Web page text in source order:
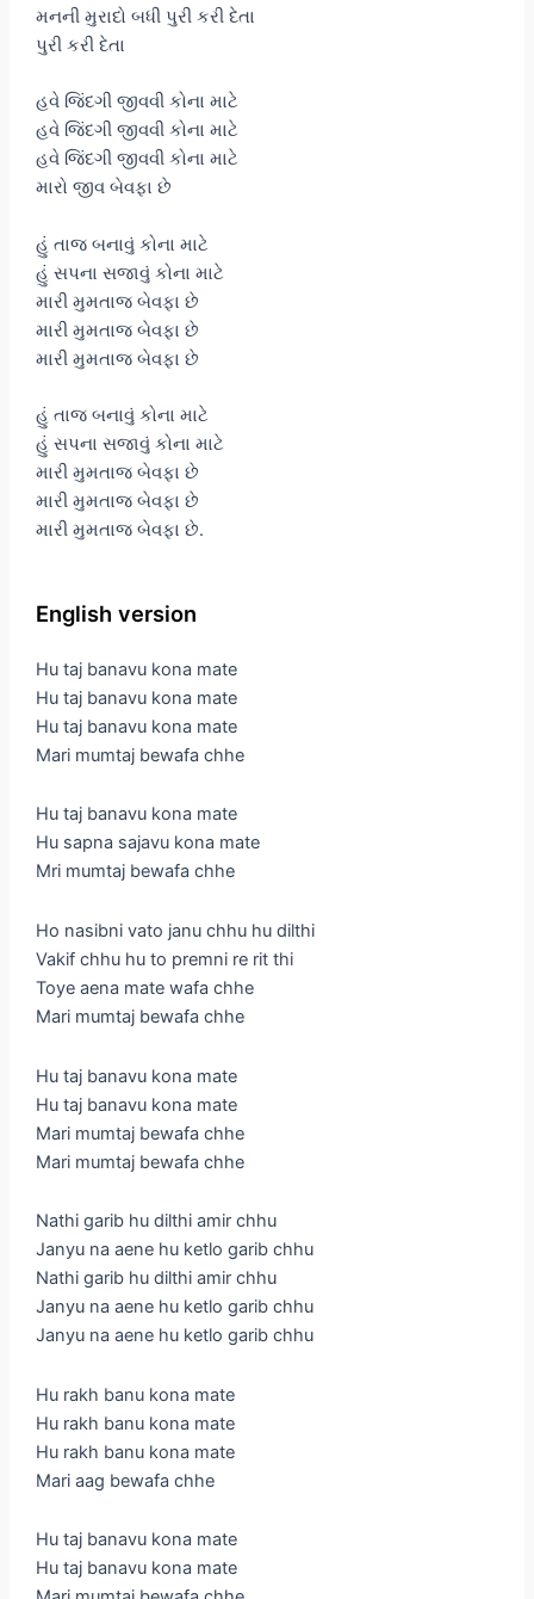
મનની મુરાદો બધી પુરી કરી દેતા
પુરી કરી દેતા
હવે જિંદગી જીવવી કોના માટે
હવે જિંદગી જીવવી કોના માટે
હવે જિંદગી જીવવી કોના માટે
મારો જીવ બેવફા છે
હું તાજ બનાવું કોના માટે
હું સપના સજાવું કોના માટે
મારી મુમતાજ બેવફા છે
મારી મુમતાજ બેવફા છે
મારી મુમતાજ બેવફા છે
હું તાજ બનાવું કોના માટે
હું સપના સજાવું કોના માટે
મારી મુમતાજ બેવફા છે
મારી મુમતાજ બેવફા છે
મારી મુમતાજ બેવફા છે.
English version
Hu taj banavu kona mate
Hu taj banavu kona mate
Hu taj banavu kona mate
Mari mumtaj bewafa chhe
Hu taj banavu kona mate
Hu sapna sajavu kona mate
Mri mumtaj bewafa chhe
Ho nasibni vato janu chhu hu dilthi
Vakif chhu hu to premni re rit thi
Toye aena mate wafa chhe
Mari mumtaj bewafa chhe
Hu taj banavu kona mate
Hu taj banavu kona mate
Mari mumtaj bewafa chhe
Mari mumtaj bewafa chhe
Nathi garib hu dilthi amir chhu
Janyu na aene hu ketlo garib chhu
Nathi garib hu dilthi amir chhu
Janyu na aene hu ketlo garib chhu
Janyu na aene hu ketlo garib chhu
Hu rakh banu kona mate
Hu rakh banu kona mate
Hu rakh banu kona mate
Mari aag bewafa chhe
Hu taj banavu kona mate
Hu taj banavu kona mate